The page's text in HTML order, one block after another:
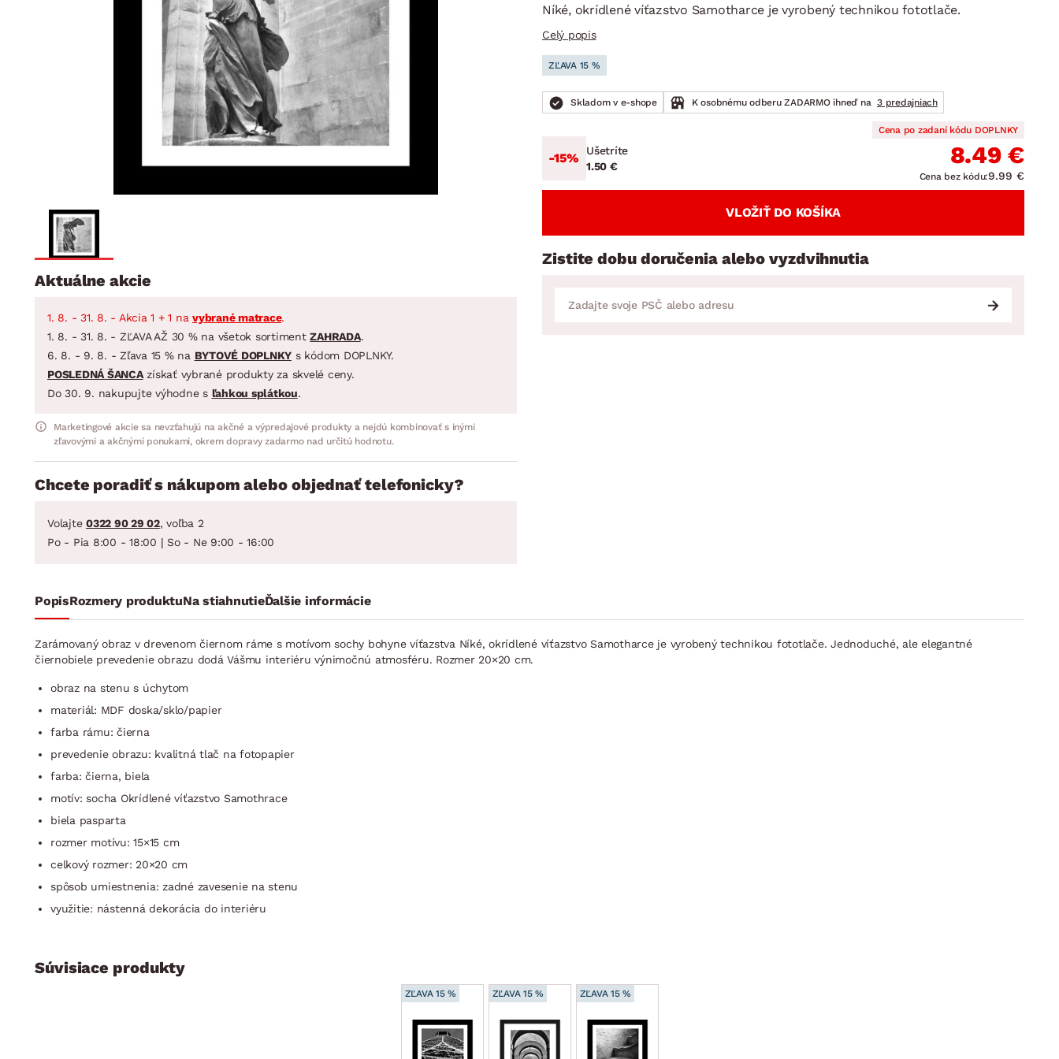
Predsieň, šatník a chodba
STOLOVANIE A VARENIE
Jedálenský servis
Príbory
Hrnce
Panvice
Zobrazit vše
DOMÁCE SPOTREBIČE ZÁHRADNÉ DOPLNKY VIANOCE
Kúpeľňové zostavy
Jedálenské zostavy
Záhradné zostavy
Záhradné doplnky
Níké, okrídlené víťazstvo Samotharce je vyrobený technikou fototlače.
Celý popis
ZĽAVA 15 %
Skladom v e-shope K osobnému odberu ZADARMO ihneď na 3 predajniach
-15%
Ušetríte
1.50 €
Cena po zadaní kódu DOPLNKY
8.49 €
Cena bez kódu:9.99 €
VLOŽIŤ DO KOŠÍKA
Zistite dobu doručenia alebo vyzdvihnutia
Aktuálne akcie
1. 8. - 31. 8. - Akcia 1 + 1 na vybrané matrace.
1. 8. - 31. 8. - ZĽAVA AŽ 30 % na všetok sortimentZAHRADA.
6. 8. - 9. 8. - Zľava 15 % na BYTOVÉ DOPLNKY s kódom DOPLNKY.
POSLEDNÁ ŠANCAzískať vybrané produkty za skvelé ceny.
Do 30. 9. nakupujte výhodne s ľahkou splátkou.
Marketingové akcie sa nevzťahujú na akčné a výpredajové produkty a nejdú kombinovať s inými
zľavovými a akčnými ponukami, okrem dopravy zadarmo nad určitú hodnotu.
Chcete poradiť s nákupom alebo objednať telefonicky?
Volajte 0322 90 29 02, voľba 2
Po - Pia 8:00 - 18:00 | So - Ne 9:00 - 16:00
PopisRozmery produktuNa stiahnutieĎalšie informácie
Zarámovaný obraz v drevenom čiernom ráme s motívom sochy bohyne víťazstva Níké, okrídlené víťazstvo Samotharce je vyrobený technikou fototlače. Jednoduché, ale elegantné
čiernobiele prevedenie obrazu dodá Vášmu interiéru výnimočnú atmosféru. Rozmer 20×20 cm.
obraz na stenu s úchytom
materiál: MDF doska/sklo/papier
farba rámu: čierna
prevedenie obrazu: kvalitná tlač na fotopapier
farba: čierna, biela
motív: socha Okrídlené víťazstvo Samothrace
biela pasparta
rozmer motívu: 15×15 cm
celkový rozmer: 20×20 cm
spôsob umiestnenia: zadné zavesenie na stenu
využitie: nástenná dekorácia do interiéru
Súvisiace produkty
ZĽAVA 15 % ZĽAVA 15 % ZĽAVA 15 %